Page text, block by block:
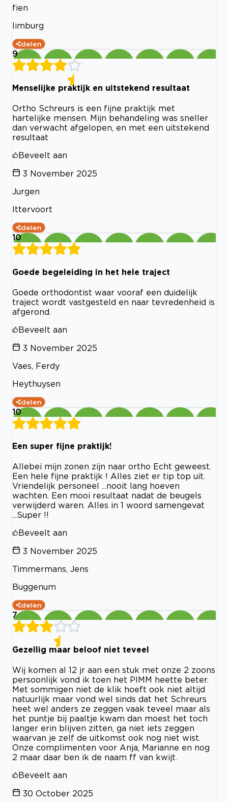
fien
limburg
delen
9
Menselijke praktijk en uitstekend resultaat
Ortho Schreurs is een fijne praktijk met
hartelijke mensen. Mijn behandeling was sneller
dan verwacht afgelopen, en met een uitstekend
resultaat
Beveelt aan
3 November 2025
Jurgen
Ittervoort
delen
10
Goede begeleiding in het hele traject
Goede orthodontist waar vooraf een duidelijk
traject wordt vastgesteld en naar tevredenheid is
afgerond.
Beveelt aan
3 November 2025
Vaes, Ferdy
Heythuysen
delen
10
Een super fijne praktijk!
Allebei mijn zonen zijn naar ortho Echt geweest.
Een hele fijne praktijk ! Alles ziet er tip top uit.
Vriendelijk personeel ...nooit lang hoeven
wachten. Een mooi resultaat nadat de beugels
verwijderd waren. Alles in 1 woord samengevat
...Super !!
Beveelt aan
3 November 2025
Timmermans, Jens
Buggenum
delen
7
Gezellig maar beloof niet teveel
Wij komen al 12 jr aan een stuk met onze 2 zoons
persoonlijk vond ik toen het PIMM heette beter.
Met sommigen niet de klik hoeft ook niet altijd
natuurlijk maar vond wel sinds dat het Schreurs
heet wel anders ze zeggen vaak teveel maar als
het puntje bij paaltje kwam dan moest het toch
langer erin blijven zitten, ga niet iets zeggen
waarvan je zelf de uitkomst ook nog niet wist.
Onze complimenten voor Anja, Marianne en nog
2 maar daar ben ik de naam ff van kwijt.
Beveelt aan
30 October 2025